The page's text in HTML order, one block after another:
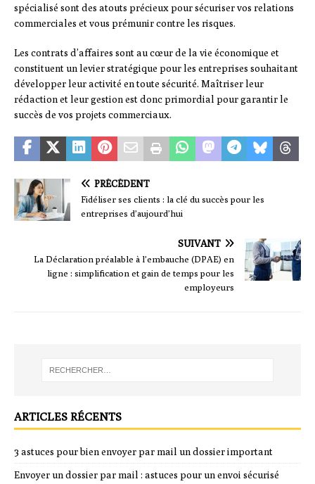
spécialisé sont des atouts précieux pour sécuriser vos relations
commerciales et vous prémunir contre les risques.
Les contrats d’affaires sont au cœur de la vie économique et
constituent un levier stratégique pour les entreprises souhaitant
développer leur activité en toute sécurité. Maîtriser leur
rédaction et leur gestion est donc primordial pour garantir le
succès de vos projets commerciaux.
PRÉCÉDENT
Fidéliser ses clients : la clé du succès pour les
entreprises d’aujourd’hui
SUIVANT
La Déclaration préalable à l’embauche (DPAE) en
ligne : simplification et gain de temps pour les
employeurs
ARTICLES RÉCENTS
3 astuces pour bien envoyer par mail un dossier important
Envoyer un dossier par mail : astuces pour un envoi sécurisé